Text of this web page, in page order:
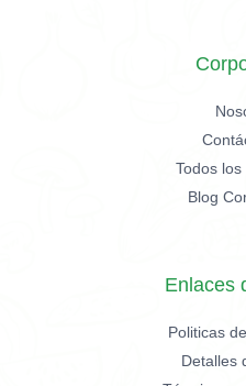
Todos
Blog
Enlaces
Politicas
Detalles